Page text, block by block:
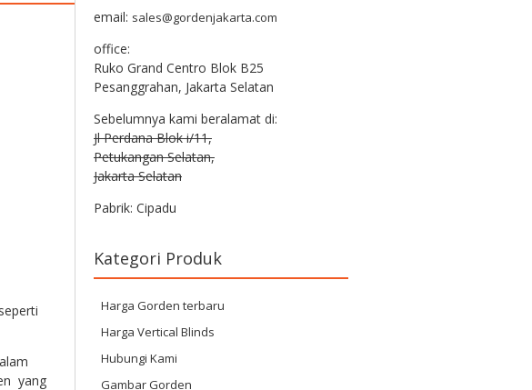
yang
email: sales@gordenjakarta.com
office:
Ruko Grand Centro Blok B25
Pesanggrahan, Jakarta Selatan
Sebelumnya kami beralamat di:
Jl Perdana Blok i/11,
Petukangan Selatan,
Jakarta Selatan
Pabrik: Cipadu
Kategori Produk
Harga Gorden terbaru
Harga Vertical Blinds
Hubungi Kami
Gambar Gorden